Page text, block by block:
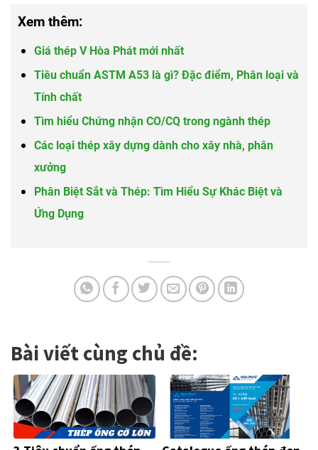
Xem thêm:
Giá thép V Hòa Phát mới nhất
Tiêu chuẩn ASTM A53 là gì? Đặc điểm, Phân loại và
Tính chất
Tìm hiểu Chứng nhận CO/CQ trong ngành thép
Các loại thép xây dựng dành cho xây nhà, phân
xưởng
Phân Biệt Sắt và Thép: Tìm Hiểu Sự Khác Biệt và
Ứng Dụng
Bài viết cùng chủ đề: